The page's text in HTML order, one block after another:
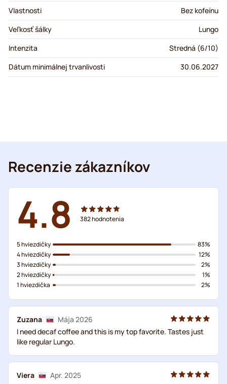
Vlastnosti
Bez kofeínu
Veľkosť šálky
Lungo
Intenzita
Stredná (6/10)
Dátum minimálnej trvanlivosti
30.06.2027
Recenzie zákazníkov
4.8 382hodnotenia
5 hviezdičky
4 hviezdičky
3 hviezdičky
2 hviezdičky
1 hviezdička
83%
12%
2%
1%
2%
Zuzana
Mája 2026
I need decaf coffee and this is my top favorite. Tastes just
like regular Lungo.
Viera
Apr. 2025